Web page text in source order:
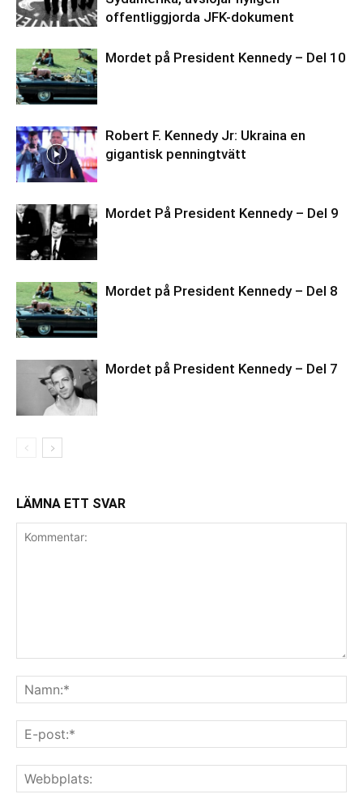
offentliggjorda JFK-dokument
Mordet på President Kennedy – Del 10
Robert F. Kennedy Jr: Ukraina en
gigantisk penningtvätt
Mordet På President Kennedy – Del 9
Mordet på President Kennedy – Del 8
Mordet på President Kennedy – Del 7
LÄMNA ETT SVAR